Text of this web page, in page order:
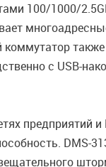
100/1000/
с USB-
предприятий
DMS-